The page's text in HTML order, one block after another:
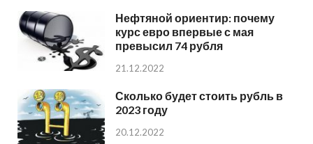
Нефтяной ориентир: почему
курс евро впервые с мая
превысил 74 рубля
21.12.2022
Сколько будет стоить рубль в
2023 году
20.12.2022